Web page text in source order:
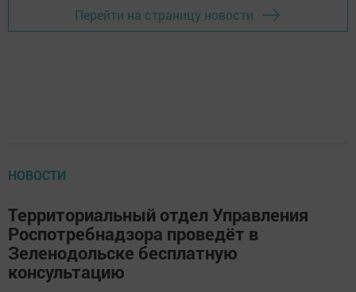
Перейти на страницу новости
НОВОСТИ
Территориальный отдел Управления
Роспотребнадзора проведёт в
Зеленодольске бесплатную
консультацию